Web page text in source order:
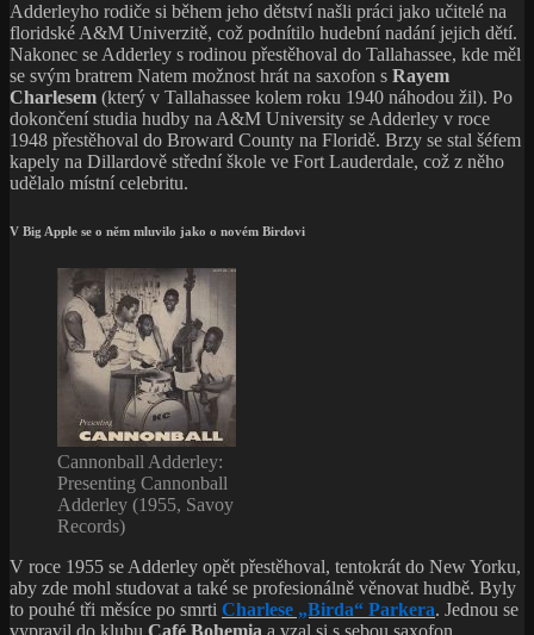
Adderleyho rodiče si během jeho dětství našli práci jako učitelé na
floridské A&M Univerzitě, což podnítilo hudební nadání jejich dětí.
Nakonec se Adderley s rodinou přestěhoval do Tallahassee, kde měl
se svým bratrem Natem možnost hrát na saxofon s Rayem
Charlesem (který v Tallahassee kolem roku 1940 náhodou žil). Po
dokončení studia hudby na A&M University se Adderley v roce
1948 přestěhoval do Broward County na Floridě. Brzy se stal šéfem
kapely na Dillardově střední škole ve Fort Lauderdale, což z něho
udělalo místní celebritu.
V Big Apple se o něm mluvilo jako o novém Birdovi
Cannonball Adderley:
Presenting Cannonball
Adderley (1955, Savoy
Records)
V roce 1955 se Adderley opět přestěhoval, tentokrát do New Yorku,
aby zde mohl studovat a také se profesionálně věnovat hudbě. Byly
to pouhé tři měsíce po smrti Charlese „Birda“ Parkera. Jednou se